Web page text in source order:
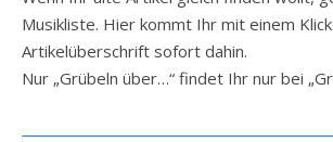
Musikliste. Hier kommt Ihr mit einem
Artikelüberschrift sofort dahin.
Nur „Grübeln über…“ findet Ihr nur bei